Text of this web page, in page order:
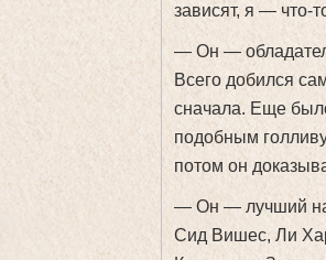
зависят, я — что-
— Он —
Всего добился
сначала. Еще
подобным
потом он
— Он — лучший на
Сид Вишес, Ли